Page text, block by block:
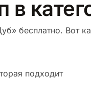
в
бесплатно. Вот
подходит